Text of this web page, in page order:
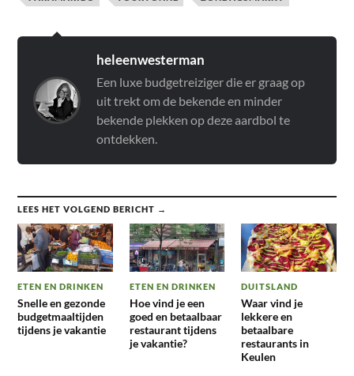
heleenwesterman
Een luxe budgetreiziger die er graag op
uit trekt om de bekende en minder
bekende plekken op deze aardbol te
ontdekken.
LEES HET VOLGEND BERICHT →
ETEN EN DRINKEN
Snelle en gezonde
budgetmaaltijden
tijdens je vakantie
ETEN EN DRINKEN
Hoe vind je een
goed en betaalbaar
restaurant tijdens
je vakantie?
DUITSLAND
Waar vind je
lekkere en
betaalbare
restaurants in
Keulen